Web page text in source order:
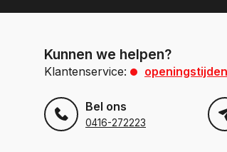
Kunnen we helpen?
Klantenservice: openingstijden
Bel ons
0416-272223